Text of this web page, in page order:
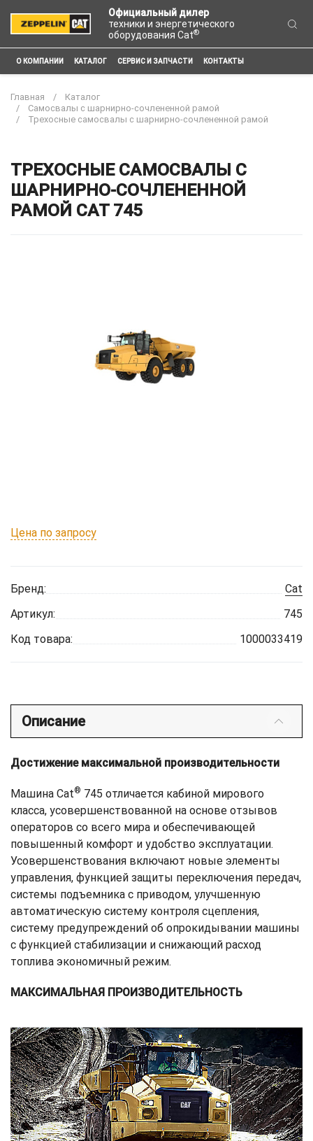
Официальный дилер
техники и энергетического
оборудования Cat®
О КОМПАНИИ КАТАЛОГ СЕРВИС И ЗАПЧАСТИ КОНТАКТЫ
Главная
Каталог
Самосвалы с шарнирно-сочлененной рамой
Трехосные самосвалы с шарнирно-сочлененной рамой
ТРЕХОСНЫЕ САМОСВАЛЫ С
ШАРНИРНО-СОЧЛЕНЕННОЙ
РАМОЙ CAT 745
Цена по запросу
Бренд:
Cat
Артикул:
745
Код товара:
1000033419
Описание
Достижение максимальной производительности
Машина Cat® 745 отличается кабиной мирового
класса, усовершенствованной на основе отзывов
операторов со всего мира и обеспечивающей
повышенный комфорт и удобство эксплуатации.
Усовершенствования включают новые элементы
управления, функцией защиты переключения передач,
системы подъемника с приводом, улучшенную
автоматическую систему контроля сцепления,
систему предупреждений об опрокидывании машины
с функцией стабилизации и снижающий расход
топлива экономичный режим.
МАКСИМАЛЬНАЯ ПРОИЗВОДИТЕЛЬНОСТЬ